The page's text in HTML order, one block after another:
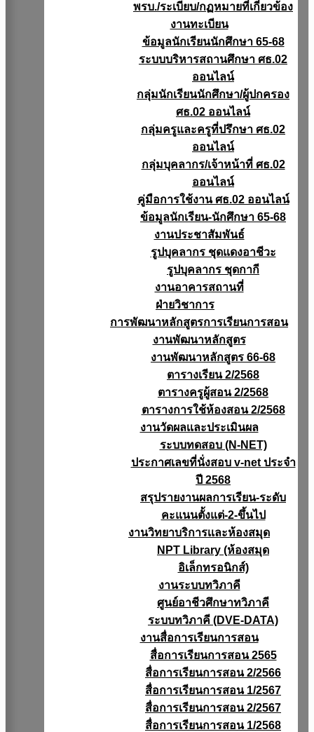
พรบ./ระเบียบ/กฏหมายที่เกี่ยวข้อง
งานทะเบียน
ข้อมูลนักเรียนนักศึกษา 65-68
ระบบบริหารสถานศึกษา ศธ.02
ออนไลน์
กลุ่มนักเรียนนักศึกษา/ผู้ปกครอง
ศธ.02 ออนไลน์
กลุ่มครูและครูที่ปรึกษา ศธ.02
ออนไลน์
กลุ่มบุคลากร/เจ้าหน้าที่ ศธ.02
ออนไลน์
คู่มือการใช้งาน ศธ.02 ออนไลน์
ข้อมูลนักเรียน-นักศึกษา 65-68
งานประชาสัมพันธ์
รูปบุคลากร ชุดแดงอาชีวะ
รูปบุคลากร ชุดกากี
งานอาคารสถานที่
ฝ่ายวิชาการ
การพัฒนาหลักสูตรการเรียนการสอน
งานพัฒนาหลักสูตร
งานพัฒนาหลักสูตร 66-68
ตารางเรียน 2/2568
ตารางครูผู้สอน 2/2568
ตารางการใช้ห้องสอน 2/2568
งานวัดผลเเละประเมินผล
ระบบทดสอบ (N-NET)
ประกาศเลขที่นั่งสอบ v-net ประจำ
ปี 2568
สรุปรายงานผลการเรียน-ระดับ
คะแนนตั้งแต่-2-ขึ้นไป
งานวิทยาบริการเเละห้องสมุด
NPT Library (ห้องสมุด
อิเล็กทรอนิกส์)
งานระบบทวิภาคี
ศูนย์อาชีวศึกษาทวิภาคี
ระบบทวิภาคี (DVE-DATA)
งานสื่อการเรียนการสอน
สื่อการเรียนการสอน 2565
สื่อการเรียนการสอน 2/2566
สื่อการเรียนการสอน 1/2567
สื่อการเรียนการสอน 2/2567
สื่อการเรียนการสอน 1/2568